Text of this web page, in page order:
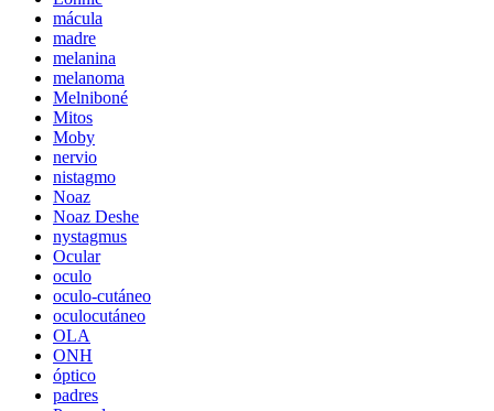
mácula
madre
melanina
melanoma
Melniboné
Mitos
Moby
nervio
nistagmo
Noaz
Noaz Deshe
nystagmus
Ocular
oculo
oculo-cutáneo
oculocutáneo
OLA
ONH
óptico
padres